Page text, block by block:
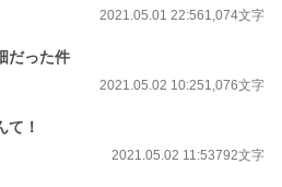
2021.05.01 22:561,074文字
だった件
2021.05.02 10:251,076文字
！
2021.05.02 11:53792文字